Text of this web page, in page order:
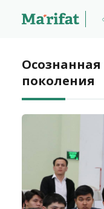
Осознанная
поколения